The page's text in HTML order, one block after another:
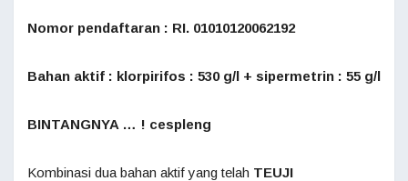
Nomor pendaftaran : RI. 01010120062192
Bahan aktif : klorpirifos : 530 g/l + sipermetrin : 55 g/l
BINTANGNYA … ! cespleng
Kombinasi dua bahan aktif yang telah TEUJI